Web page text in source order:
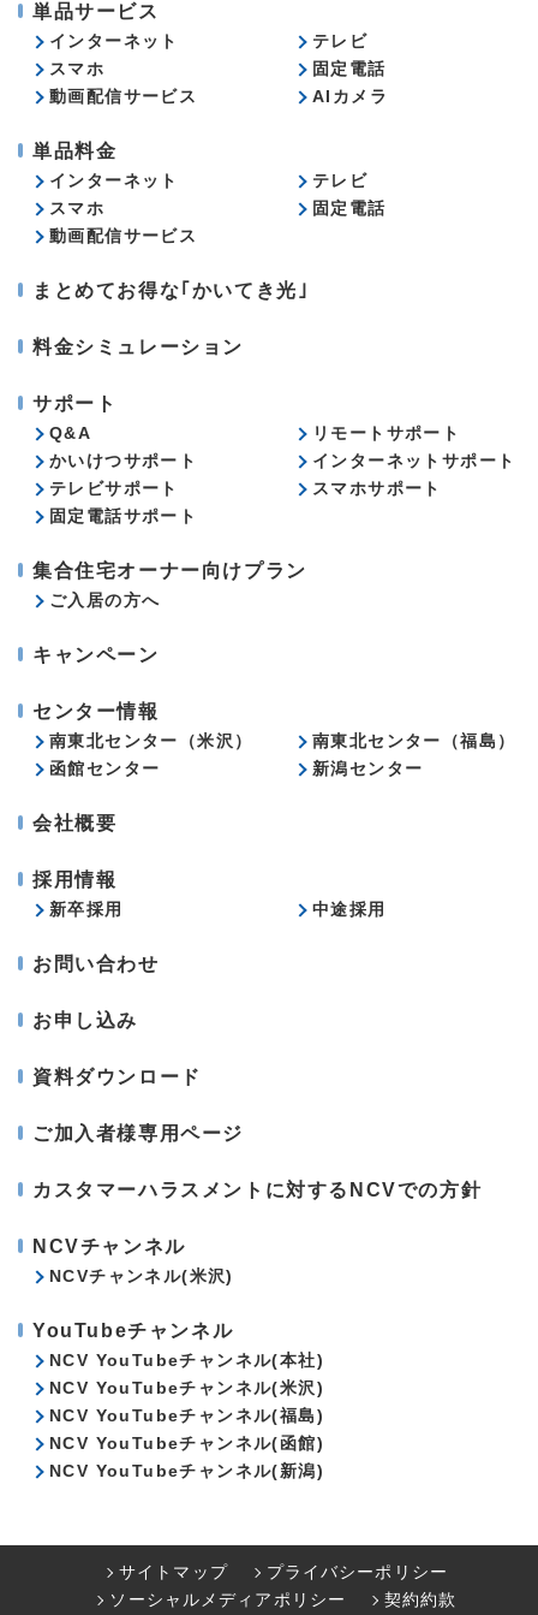
単品サービス
インターネット
テレビ
スマホ
固定電話
動画配信サービス
AIカメラ
単品料金
インターネット
テレビ
スマホ
固定電話
動画配信サービス
まとめてお得な｢かいてき光｣
料金シミュレーション
サポート
Q&A
リモートサポート
かいけつサポート
インターネットサポート
テレビサポート
スマホサポート
固定電話サポート
集合住宅オーナー向けプラン
ご入居の方へ
キャンペーン
センター情報
南東北センター（米沢）
南東北センター（福島）
函館センター
新潟センター
会社概要
採用情報
新卒採用 中途採用
お問い合わせ
お申し込み
資料ダウンロード
ご加入者様専用ページ
カスタマーハラスメントに対するNCVでの方針
NCVチャンネル
NCVチャンネル(米沢)
YouTubeチャンネル
NCV YouTubeチャンネル(本社)
NCV YouTubeチャンネル(米沢)
NCV YouTubeチャンネル(福島)
NCV YouTubeチャンネル(函館)
NCV YouTubeチャンネル(新潟)
サイトマップ
プライバシーポリシー
ソーシャルメディアポリシー
契約約款